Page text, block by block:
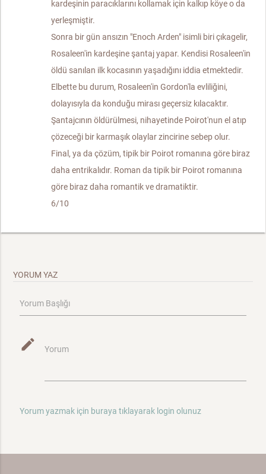
kardeşinin paracıklarını kollamak için kalkıp köye o da
yerleşmiştir.
Sonra bir gün ansızın "Enoch Arden" isimli biri çıkagelir,
Rosaleen'in kardeşine şantaj yapar. Kendisi Rosaleen'in
öldü sanılan ilk kocasının yaşadığını iddia etmektedir.
Elbette bu durum, Rosaleen'in Gordon'la evliliğini,
dolayısıyla da konduğu mirası geçersiz kılacaktır.
Şantajcının öldürülmesi, nihayetinde Poirot'nun el atıp
çözeceği bir karmaşık olaylar zincirine sebep olur.
Final, ya da çözüm, tipik bir Poirot romanına göre biraz
daha entrikalıdır. Roman da tipik bir Poirot romanına
göre biraz daha romantik ve dramatiktir.
6/10
YORUM YAZ
Yorum Başlığı
mode_edit Yorum
Yorum yazmak için buraya tıklayarak login olunuz